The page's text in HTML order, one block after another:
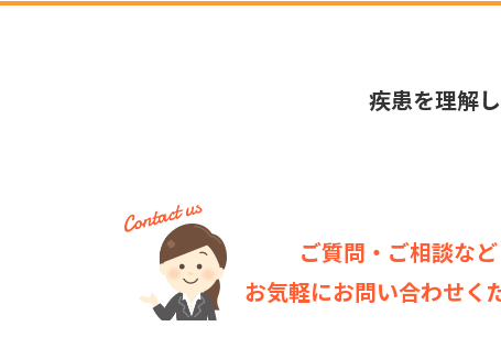
疾患を理解
ご質問・ご相談など
お気軽にお問い合わせく